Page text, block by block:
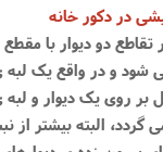
در دکور خانه
تقاطع دو دیوار با
شود و در واقع یک
روی یک دیوار و لبه
گردد، البته بیشتر